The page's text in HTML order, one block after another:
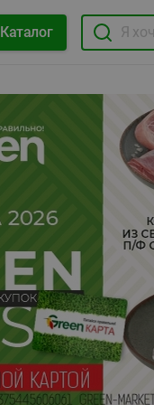
Каталог